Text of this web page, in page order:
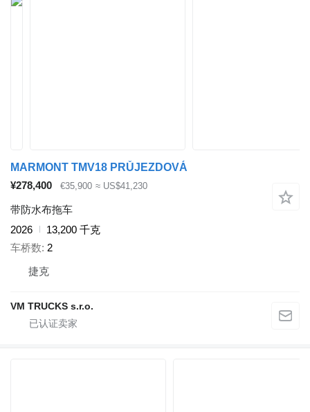
MARMONT TMV18 PRŮJEZDOVÁ
¥278,400
€35,900 ≈ US$41,230
带防水布拖车
2026
13,200 千克
车桥数 2
捷克
VM TRUCKS s.r.o.